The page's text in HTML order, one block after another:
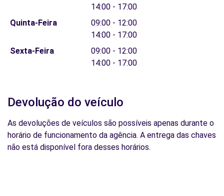
14:00 - 17:00
Quinta-Feira
09:00 - 12:00
14:00 - 17:00
Sexta-Feira
09:00 - 12:00
14:00 - 17:00
Devolução do veículo
As devoluções de veículos são possíveis apenas durante o
horário de funcionamento da agência. A entrega das chaves
não está disponível fora desses horários.